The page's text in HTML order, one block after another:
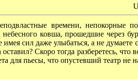
времени, непокорные
небесного ковша, прошедшие через
имея сил даже улыбаться, а не
оставил? Скоро тогда разберетесь,
для пьесы, что опустевший театр не